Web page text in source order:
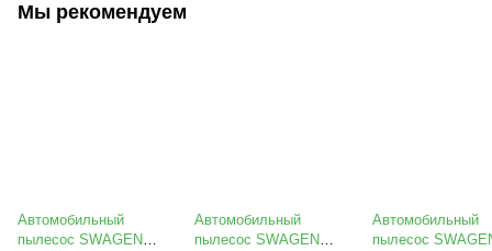
Мы рекомендуем
Автомобильный
пылесос SWAGEN
Автомобильный
пылесос SWAGEN
Автомобильный
пылесос